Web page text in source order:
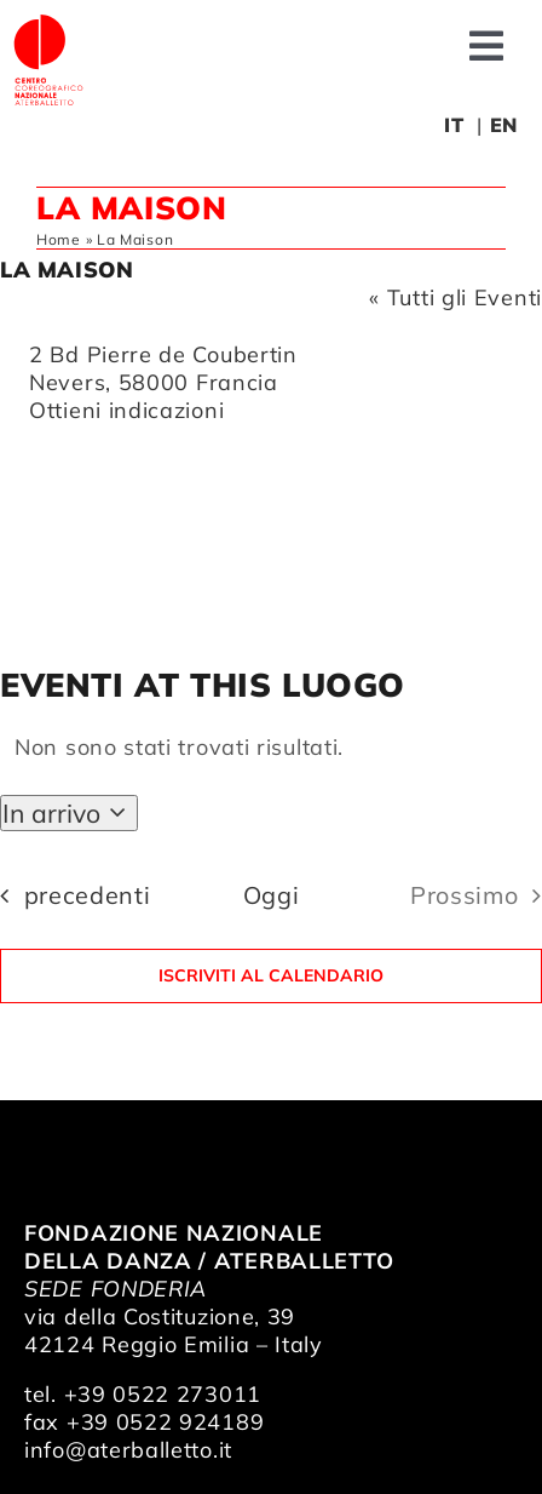
Salta
al
contenuto
News
Produzioni
Progetti
Sostienici
IT EN
LA MAISON
Home » La Maison
LA MAISON
« Tutti gli Eventi
Indirizzo
2 Bd Pierre de Coubertin
Nevers, 58000 Francia
Ottieni indicazioni
EVENTI AT THIS LUOGO
Notice
Non sono stati trovati risultati.
In arrivo
Seleziona
data.
Eventi
precedenti Oggi
Prossimo
ISCRIVITI AL CALENDARIO
FONDAZIONE NAZIONALE
DELLA DANZA / ATERBALLETTO
SEDE FONDERIA
via della Costituzione, 39
42124 Reggio Emilia – Italy
tel. +39 0522 273011
fax +39 0522 924189
info@aterballetto.it